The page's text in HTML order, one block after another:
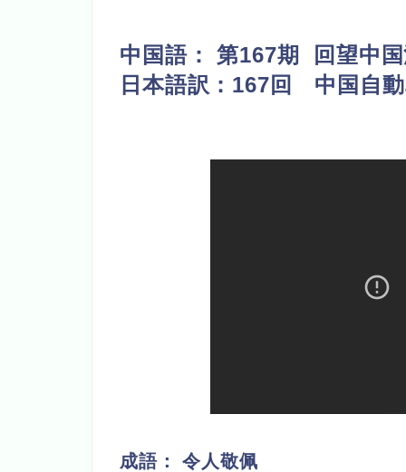
中国語：第167期 回望中
日本語訳：167回 中国自
成語：令人敬佩